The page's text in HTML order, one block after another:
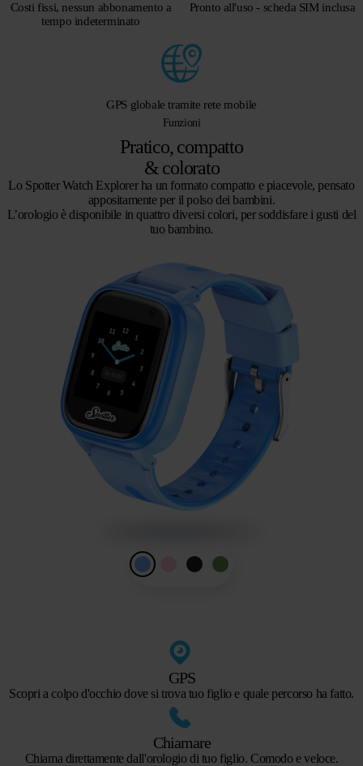
Costi fissi, nessun abbonamento a
tempo indeterminato
Pronto all'uso - scheda SIM inclusa
GPS globale tramite rete mobile
Funzioni
Pratico, compatto
& colorato
Lo Spotter Watch Explorer ha un formato compatto e piacevole, pensato
appositamente per il polso dei bambini.
L’orologio è disponibile in quattro diversi colori, per soddisfare i gusti del
tuo bambino.
GPS
Scopri a colpo d'occhio dove si trova tuo figlio e quale percorso ha fatto.
Chiamare
Chiama direttamente dall'orologio di tuo figlio. Comodo e veloce.